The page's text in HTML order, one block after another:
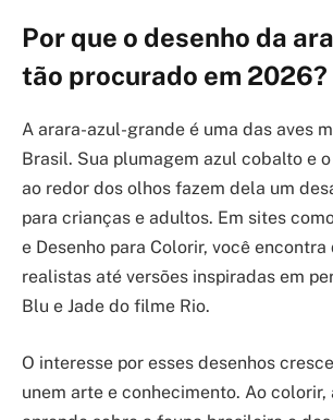
Por que o desenho da
tão procurado em 2026?
A arara-azul-grande é uma das aves
Brasil. Sua plumagem azul cobalto e
ao redor dos olhos fazem dela um
para crianças e adultos. Em sites
e Desenho para Colorir, você
realistas até versões inspiradas em
Blu e Jade do filme Rio.
O interesse por esses desenhos
unem arte e conhecimento. Ao colorir,